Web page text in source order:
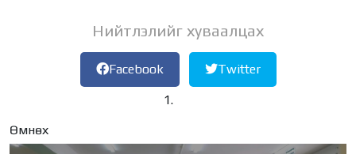
Нийтлэлийг хуваалцах
Facebook Twitter
Өмнөх